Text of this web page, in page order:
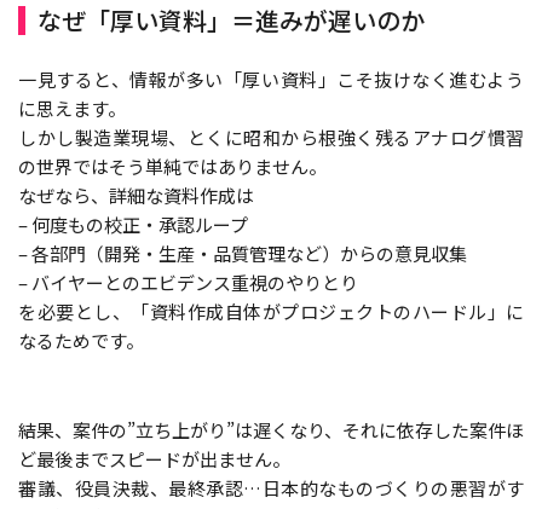
なぜ「厚い資料」＝進みが遅いのか
一見すると、情報が多い「厚い資料」こそ抜けなく進むよう
に思えます。
しかし製造業現場、とくに昭和から根強く残るアナログ慣習
の世界ではそう単純ではありません。
なぜなら、詳細な資料作成は
– 何度もの校正・承認ループ
– 各部門（開発・生産・品質管理など）からの意見収集
– バイヤーとのエビデンス重視のやりとり
を必要とし、「資料作成自体がプロジェクトのハードル」に
なるためです。
結果、案件の”立ち上がり”は遅くなり、それに依存した案件ほ
ど最後までスピードが出ません。
審議、役員決裁、最終承認…日本的なものづくりの悪習がす